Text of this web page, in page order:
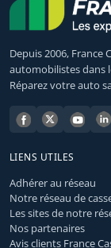
Depuis 2006, France
automobilistes dans
Réparez votre auto
LIENS UTILES
Adhérer au réseau
Notre réseau de
Les sites de notre
Nos partenaires
Avis clients France